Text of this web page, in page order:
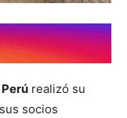
Perú realizó su
socios